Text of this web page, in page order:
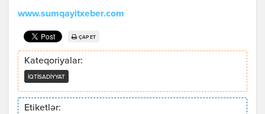
www.sumqayitxeber.com
ÇAP ET
Kateqoriyalar:
İQTISADIYYAT
Etiketlər: